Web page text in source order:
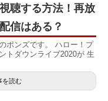
聴する方法！再放
信はある？
ポンズです。 ハロー！プ
トダウンライブ2020が 生
を読む